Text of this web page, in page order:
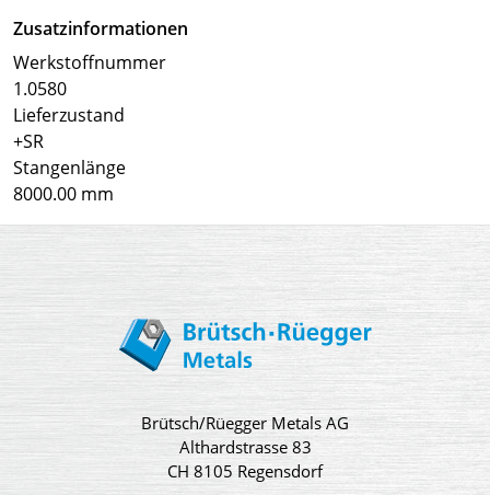
Zusatzinformationen
Werkstoffnummer
1.0580
Lieferzustand
+SR
Stangenlänge
8000.00 mm
Brütsch/Rüegger Metals AG
Althardstrasse 83
CH 8105 Regensdorf